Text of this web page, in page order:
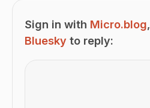
Sign in with Micro.blog,
Bluesky to reply: